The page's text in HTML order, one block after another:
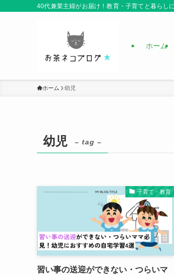
40代兼業主婦がお届け！教育・子育てと暮らし
ホーム
ホーム 幼児
幼児 – tag –
子育て・教育
習い事の送迎ができない・つらいマ